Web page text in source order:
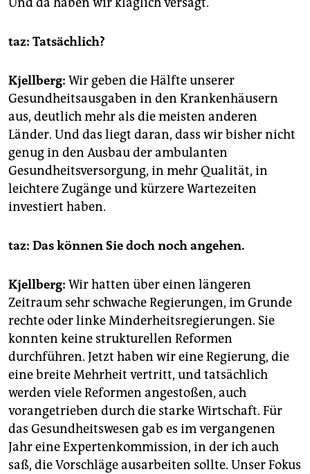
taz: Tatsächlich?
Kjellberg: Wir geben die Hälfte unserer
Gesundheitsausgaben in den Krankenhäusern
aus, deutlich mehr als die meisten anderen
Länder. Und das liegt daran, dass wir bisher nicht
genug in den Ausbau der ambulanten
Gesundheitsversorgung, in mehr Qualität, in
leichtere Zugänge und kürzere Wartezeiten
investiert haben.
taz: Das können Sie doch noch angehen.
Kjellberg: Wir hatten über einen längeren
Zeitraum sehr schwache Regierungen, im Grunde
rechte oder linke Minderheitsregierungen. Sie
konnten keine strukturellen Reformen
durchführen. Jetzt haben wir eine Regierung, die
eine breite Mehrheit vertritt, und tatsächlich
werden viele Reformen angestoßen, auch
vorangetrieben durch die starke Wirtschaft. Für
das Gesundheitswesen gab es im vergangenen
Jahr eine Expertenkommission, in der ich auch
saß, die Vorschläge ausarbeiten sollte. Unser Fokus